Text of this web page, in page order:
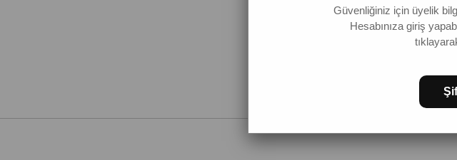
Güvenliğiniz için üyelik
Hesabınıza giriş